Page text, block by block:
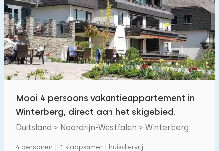
Mooi 4 persoons vakantieappartement in
Winterberg, direct aan het skigebied.
Duitsland > Noordrijn-Westfalen > Winterberg
4 personen | 1 slaapkamer | huisdiervrij